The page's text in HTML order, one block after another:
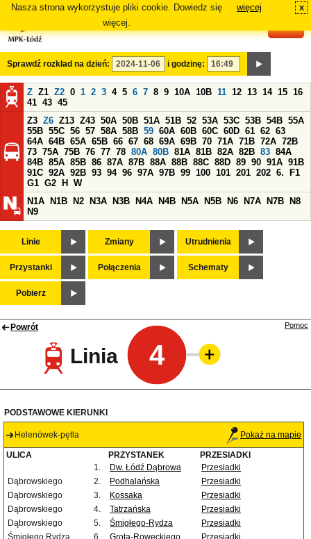
Nasza strona wykorzystuje pliki cookie. Dowiedz się
więcej.
więcej x
Sprawdź rozkład na dzień: i godzinę:
Z Z1 Z2 0 1 2 3 4 5 6 7 8 9 10A 10B 11 12 13 14 15 16
41 43 45
Z3 Z6 Z13 Z43 50A 50B 51A 51B 52 53A 53C 53B 54B 55A
55B 55C 56 57 58A 58B 59 60A 60B 60C 60D 61 62 63
64A 64B 65A 65B 66 67 68 69A 69B 70 71A 71B 72A 72B
73 75A 75B 76 77 78 80A 80B 81A 81B 82A 82B 83 84A
84B 85A 85B 86 87A 87B 88A 88B 88C 88D 89 90 91A 91B
91C 92A 92B 93 94 96 97A 97B 99 100 101 201 202 6.
F1
G1 G2 H
W
N1A
N1B N2 N3A N3B N4A N4B N5A N5B N6 N7A N7B
N8
N9
Linie Zmiany Utrudnienia
Przystanki Połączenia Schematy
Pobierz
Powrót
Linia 4
Pomoc
PODSTAWOWE KIERUNKI
Helenówek-pętla Pokaż na mapie
ULICA PRZYSTANEK
PRZESIADKI
1.
Dw. Łódź Dąbrowa
Przesiadki
Dąbrowskiego
2. Podhalańska
Przesiadki
Dąbrowskiego
3. Kossaka
Przesiadki
Dąbrowskiego
4. Tatrzańska
Przesiadki
Dąbrowskiego
5. Śmigłego-Rydza
Przesiadki
Śmigłego Rydza
6. Grota-Roweckiego
Przesiadki